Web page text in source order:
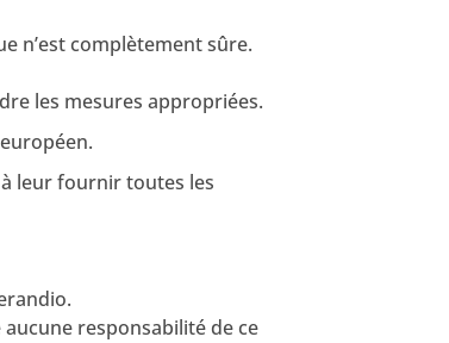
n’est complètement sûre.
les mesures appropriées.
leur fournir toutes les
aucune responsabilité de ce